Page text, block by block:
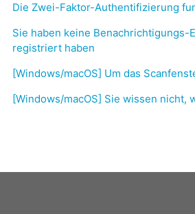
Die Zwei-Faktor-Authentifizierung
Sie haben keine Benachrichtigungs-
registriert haben
[Windows/macOS] Um das
[Windows/macOS] Sie wissen